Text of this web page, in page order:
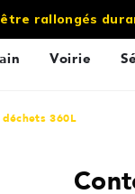
Voirie
360L
rallongés